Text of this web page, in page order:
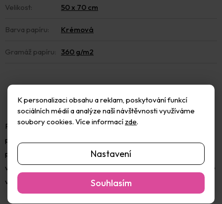
K personalizaci obsahu a reklam, poskytování funkcí
sociálních médií a analýze naší návštěvnosti využíváme
soubory cookies. Více informacízde.
Nastavení
Souhlasím
Pastelmat je vyroben z jemných částic korku a poskytuje drsný
povrch s jemným zrnem. Tento povrch zajišťuje lepší přilnavost
pigmentu a zadržuje pastelové barvy bez potřeby fixování mezi
vrstvami, což umožňuje dosáhnout jemných detailů. Pastelmat je
ve
Velikost: 50 x 70 cm
Barva papíru: Krémová
Gramáž papíru: 360 g/m2